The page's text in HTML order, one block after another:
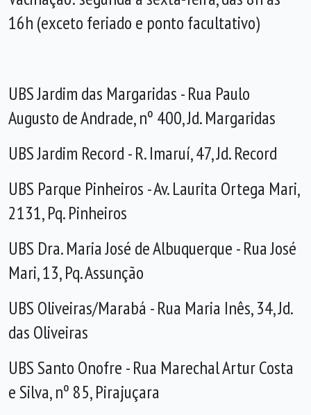
16h (exceto feriado e ponto facultativo)
UBS Jardim das Margaridas - Rua Paulo
Augusto de Andrade, nº 400, Jd. Margaridas
UBS Jardim Record - R. Imaruí, 47, Jd. Record
UBS Parque Pinheiros - Av. Laurita Ortega Mari,
2131, Pq. Pinheiros
UBS Dra. Maria José de Albuquerque - Rua José
Mari, 13, Pq. Assunção
UBS Oliveiras/Marabá - Rua Maria Inês, 34, Jd.
das Oliveiras
UBS Santo Onofre - Rua Marechal Artur Costa
e Silva, nº 85, Pirajuçara